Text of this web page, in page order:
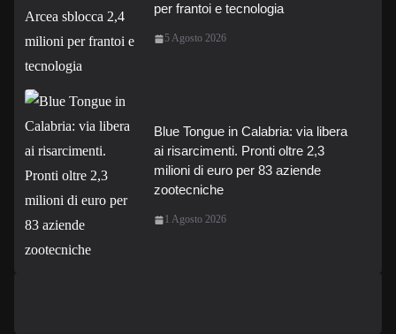
per frantoi e tecnologia
5 Agosto 2026
Blue Tongue in Calabria: via libera
ai risarcimenti. Pronti oltre 2,3
milioni di euro per 83 aziende
zootecniche
1 Agosto 2026